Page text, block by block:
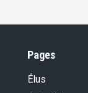
Pages
Élus